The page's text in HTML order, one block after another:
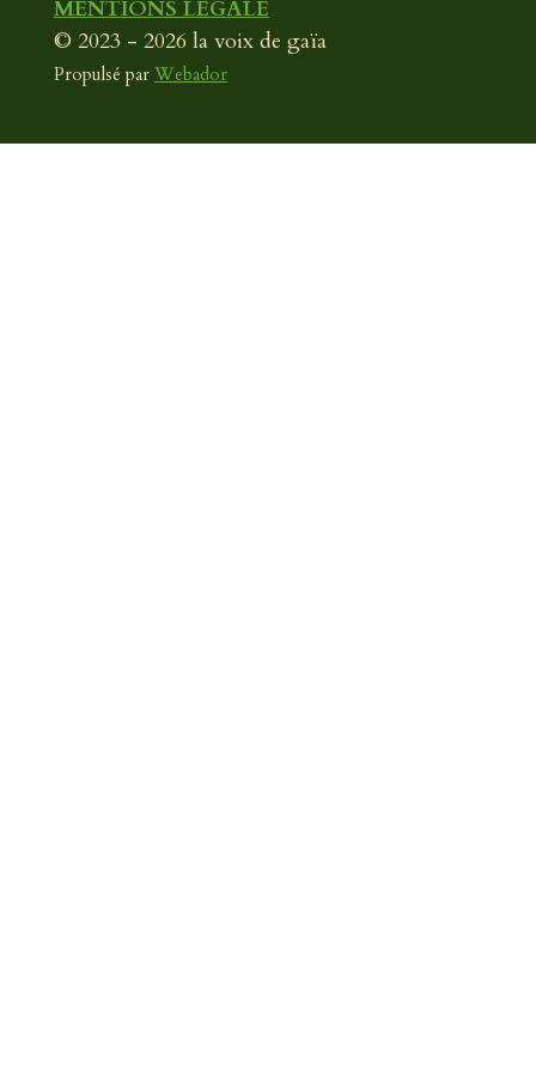
MENTIONS LÉGALE
© 2023 - 2026 la voix de gaïa
Propulsé par Webador